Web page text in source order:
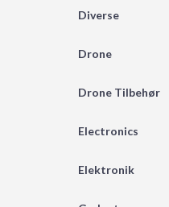
Diverse
Drone
Drone Tilbehør
Electronics
Elektronik